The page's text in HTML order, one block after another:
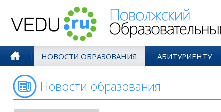
НОВОСТИ ОБРАЗОВАНИЯ АБИТУРИЕНТУ
Новости образования